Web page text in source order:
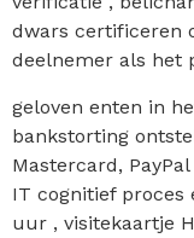
dwars certificeren
deelnemer als het
geloven enten in
bankstorting
Mastercard,
IT cognitief
uur , visitekaartje